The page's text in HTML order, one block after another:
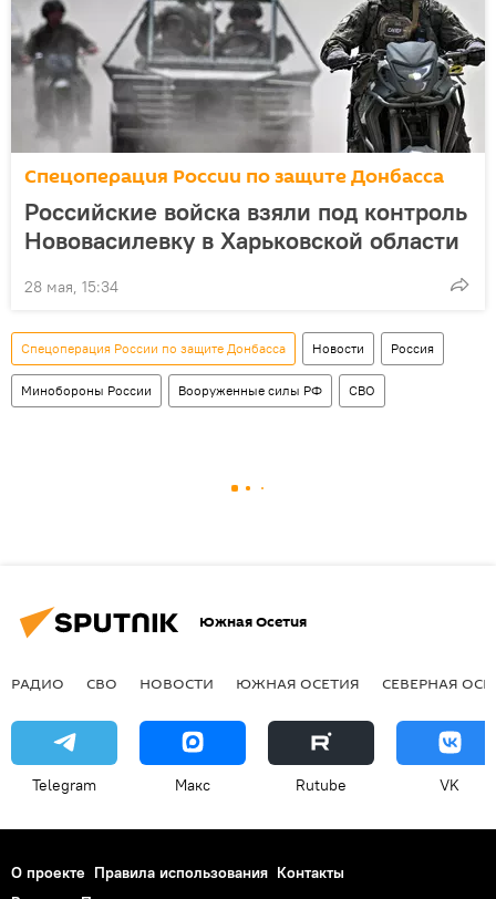
Спецоперация России по защите Донбасса
Российские войска взяли под контроль
Нововасилевку в Харьковской области
28 мая, 15:34
Спецоперация России по защите Донбасса Новости Россия
Минобороны России Вооруженные силы РФ СВО
Южная Осетия
РАДИО СВО НОВОСТИ ЮЖНАЯ ОСЕТИЯ СЕВЕРНАЯ
Telegram Макс Rutube VK
О проекте Правила использования Контакты